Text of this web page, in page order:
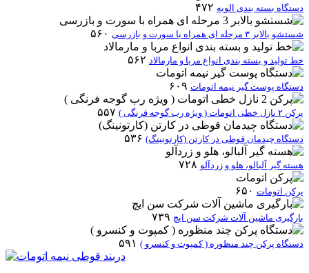
دستگاه بسته بندی الویه ۴۷۲
شستشو بالابر ۳ مرحله ای همراه با سورت و بازرسی ۵۶۰
خط تولید و بسته بندی انواع مربا و مارمالاد ۵۶۲
دستگاه پوست گیر نیمه اتومات ۶۰۹
پرکن ۲ نازل خطی اتومات ( ویژه رب گوجه فرنگی ) ۵۵۷
دستگاه چیدمان قوطی در کارتن (کارتونینگ) ۵۳۶
هسته گیر آلبالو، هلو و زردآلو ۷۲۸
پرکن اتومات ۶۵۰
بارگیری ماشین آلات شرکت سن ایچ ۷۳۹
دستگاه پرکن چند منظوره ( کمپوت و کنسرو ) ۵۹۱